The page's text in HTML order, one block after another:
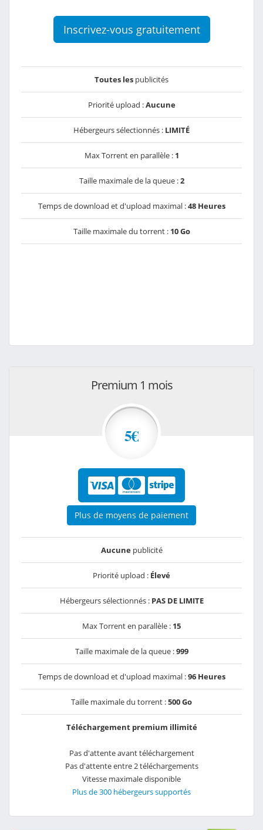
Inscrivez-vous gratuitement
Toutes les publicités
Priorité upload :Aucune
Hébergeurs sélectionnés : LIMITÉ
Max Torrent en parallèle : 1
Taille maximale de la queue :2
Temps de download et d'upload maximal :48 Heures
Taille maximale du torrent : 10 Go
Premium 1 mois
5€
Plus de moyens de paiement
Aucunepublicité
Priorité upload : Élevé
Hébergeurs sélectionnés : PAS DE LIMITE
Max Torrent en parallèle : 15
Taille maximale de la queue :999
Temps de download et d'upload maximal :96 Heures
Taille maximale du torrent :500 Go
Téléchargement premium illimité
Pas d'attente avant téléchargement
Pas d'attente entre 2 téléchargements
Vitesse maximale disponible
Plus de 300 hébergeurs supportés